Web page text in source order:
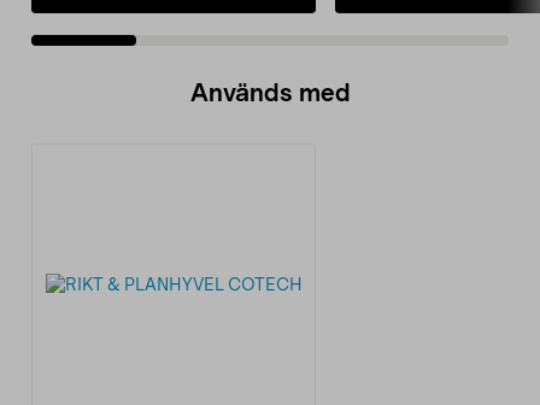
Används med